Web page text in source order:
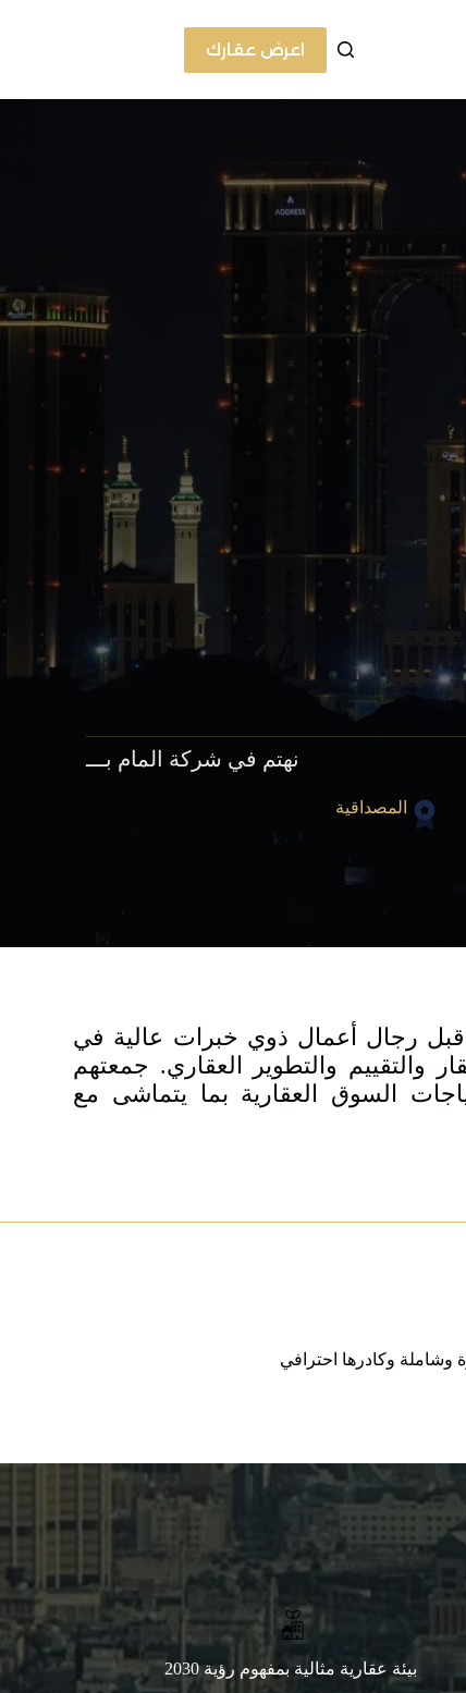
اعرض عقارك
نهتم في شركة المام بـــ
المصداقية
رجال أعمال ذوي خبرات عالية في
والتقييم والتطوير العقاري. جمعتهم
السوق العقارية بما يتماشى مع
وشاملة وكادرها احترافي
بيئة عقارية مثالية بمفهوم رؤية 2030